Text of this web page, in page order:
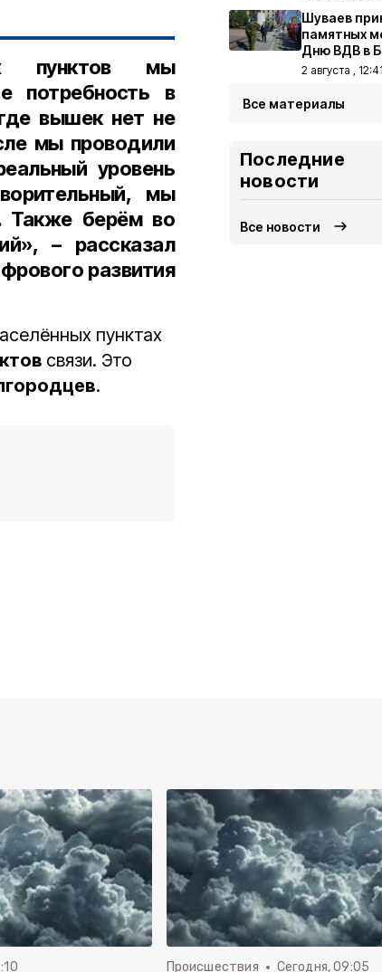
пунктов мы
потребность в
вышек нет не
мы проводили
уровень
мы
Также берём во
– рассказал
развития
пунктах
связи. Это
.
Шуваев
памятных
Дню ВДВ в
2 августа , 12:41
Все материалы
Последние
новости
Все новости
Происшествия Сегодня, 09:05